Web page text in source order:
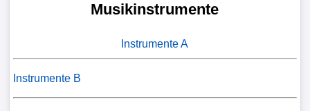
Musikinstrumente
Instrumente A
Instrumente B